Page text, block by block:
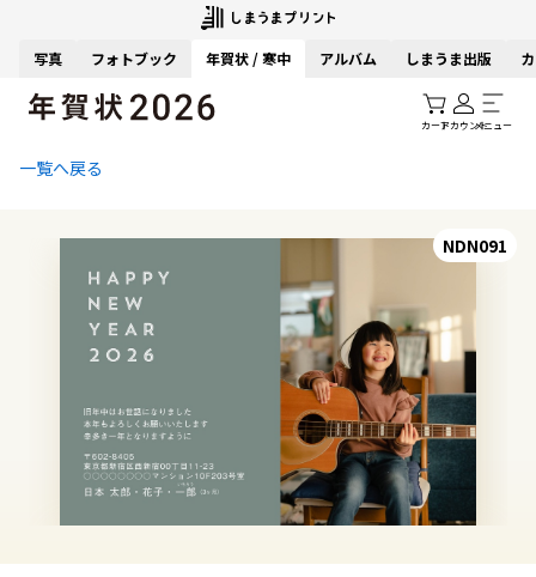
写真 フォトブック 年賀状 / 寒中 アルバム しまうま出版
カートアカウントメニュー
一覧へ戻る
NDN091